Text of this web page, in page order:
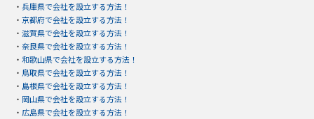
・ 兵庫県で会社を設立する方法！
・ 京都府で会社を設立する方法！
・ 滋賀県で会社を設立する方法！
・ 奈良県で会社を設立する方法！
・ 和歌山県で会社を設立する方法！
・ 鳥取県で会社を設立する方法！
・ 島根県で会社を設立する方法！
・ 岡山県で会社を設立する方法！
・ 広島県で会社を設立する方法！